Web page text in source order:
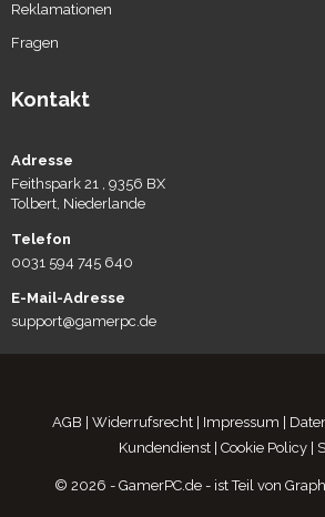
Reklamationen
Fragen
Kontakt
Adresse
Feithspark 21 , 9356 BX
Tolbert, Niederlande
Telefon
0031 594 745 640
E-Mail-Adresse
support@gamerpc.de
AGB Widerrufsrecht| Impressum
Kundendienst| Cookie Policy|
© 2026 - GamerPC.de - ist Teil von